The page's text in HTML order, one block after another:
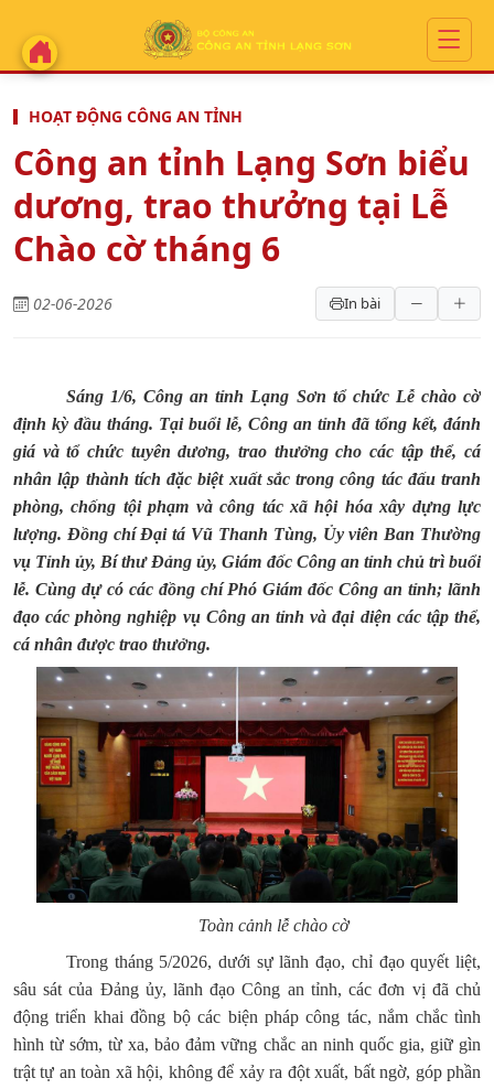
HOẠT ĐỘNG CÔNG AN TỈNH
Công an tỉnh Lạng Sơn biểu
dương, trao thưởng tại Lễ
Chào cờ tháng 6
02-06-2026 In bài
Sáng 1/6, Công an tỉnh Lạng Sơn tổ chức Lễ chào cờ
định kỳ đầu tháng. Tại buổi lễ, Công an tỉnh đã tổng kết, đánh
giá và tổ chức tuyên dương, trao thưởng cho các tập thể, cá
nhân lập thành tích đặc biệt xuất sắc trong công tác đấu tranh
phòng, chống tội phạm và công tác xã hội hóa xây dựng lực
lượng. Đồng chí Đại tá Vũ Thanh Tùng, Ủy viên Ban Thường
vụ Tỉnh ủy, Bí thư Đảng ủy, Giám đốc Công an tỉnh chủ trì buổi
lễ. Cùng dự có các đồng chí Phó Giám đốc Công an tỉnh; lãnh
đạo các phòng nghiệp vụ Công an tỉnh và đại diện các tập thể,
cá nhân được trao thưởng.
Toàn cảnh lễ chào cờ
Trong tháng 5/2026, dưới sự lãnh đạo, chỉ đạo quyết liệt,
sâu sát của Đảng ủy, lãnh đạo Công an tỉnh, các đơn vị đã chủ
động triển khai đồng bộ các biện pháp công tác, nắm chắc tình
hình từ sớm, từ xa, bảo đảm vững chắc an ninh quốc gia, giữ gìn
trật tự an toàn xã hội, không để xảy ra đột xuất, bất ngờ, góp phần